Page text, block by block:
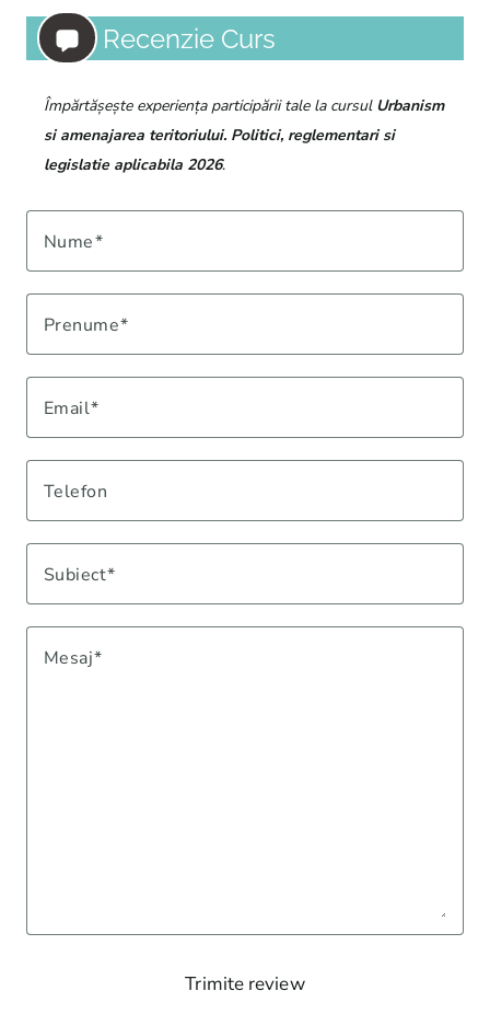
Recenzie Curs
Împărtășește experiența participării tale la cursul Urbanism
si amenajarea teritoriului. Politici, reglementari si
legislatie aplicabila 2026.
Nume
Prenume
Email
Telefon
Subiect
Mesaj
Trimite review